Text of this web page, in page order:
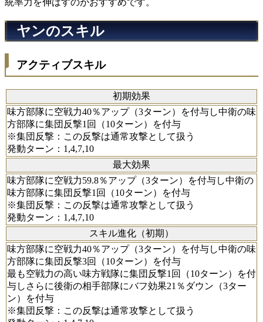
統率力を伸ばすのがおすすめです。
ヤンのスキル
アクティブスキル
初期効果
味方部隊に空戦力40％アップ（3ターン）を付与し中衛の味
方部隊に集団反撃1回（10ターン）を付与
※集団反撃：この反撃は通常攻撃として扱う
発動ターン：1,4,7,10
最大効果
味方部隊に空戦力59.8％アップ（3ターン）を付与し中衛の
味方部隊に集団反撃1回（10ターン）を付与
※集団反撃：この反撃は通常攻撃として扱う
発動ターン：1,4,7,10
スキル進化（初期）
味方部隊に空戦力40％アップ（3ターン）を付与し中衛の味
方部隊に集団反撃3回（10ターン）を付与
最も空戦力の高い味方戦隊に集団反撃1回（10ターン）を付
与しさらに後衛の相手部隊にバフ効果21％ダウン（3ター
ン）を付与
※集団反撃：この反撃は通常攻撃として扱う